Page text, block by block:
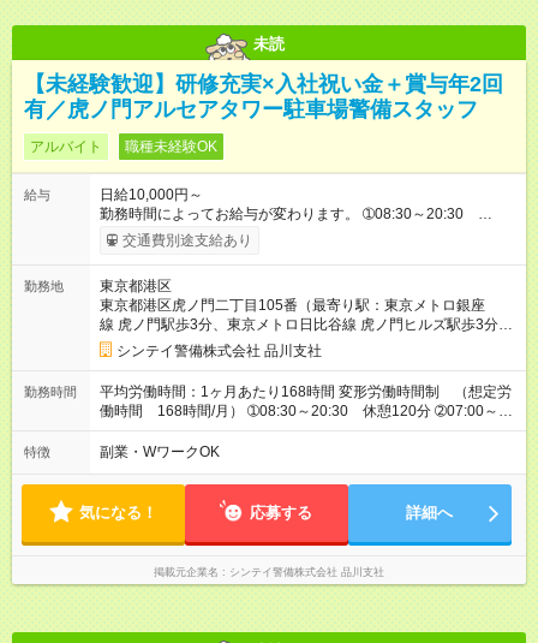
未読
【未経験歓迎】研修充実×入社祝い金＋賞与年2回
有／虎ノ門アルセアタワー駐車場警備スタッフ
アルバイト 職種未経験OK
給与
日給10,000円～
勤務時間によってお給与が変わります。 ➀08:30～20:30
13,125円～ ➁07:00～19:00 13,125円～ ➂07:00～16:00
10,000円～ ➃10:30～19:30 10,000円～ ➄19:30～翌07:30
認定 500円/日 上級救命講習修了 250円/日
防災センター要員 250円/日 等 【試用期間】試用期間なし
交通費別途支給あり
勤務地
東京都港区
東京都港区虎ノ門二丁目105番（最寄り駅：東京メトロ銀座
線 虎ノ門駅歩3分、東京メトロ日比谷線 虎ノ門ヒルズ駅歩3分、
東京メトロ南北線 溜池山王駅歩5分）
シンテイ警備株式会社 品川支社
勤務時間
平均労働時間：1ヶ月あたり168時間 変形労働時間制 （想定労
働時間 168時間/月） ➀08:30～20:30 休憩120分 ➁07:00～
19:00 休憩120分 ➂07:00～16:00 休憩60分 ➃10:30～
19:30 休憩60分 ➄19:30～翌07:30 休憩120分 平均労働時
168時間/月） ➀08:30～20:30 休憩120分 ➁07:00～19:00 休
憩120分 ➂07:00～16:00 休憩60分 ➃10:30～19:30 休憩60分
➄19:30～翌07:30 休憩120分
特徴 副業・WワークOK
気になる！ 応募する 詳細へ
掲載元企業名 シンテイ警備株式会社 品川支社